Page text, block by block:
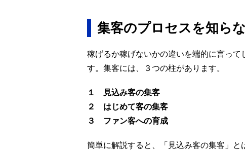
集客のプロセスを知ら
稼げるか稼げないかの違いを端的に言っ
す。集客には、３つの柱があります。
１ 見込み客の集客
２ はじめて客の集客
３ ファン客への育成
簡単に解説すると、「見込み客の集客」